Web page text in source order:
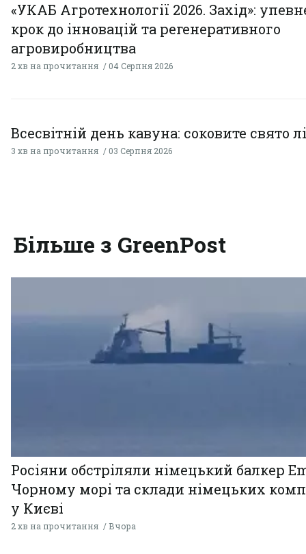
«УКАБ Агротехнології 2026. Захід»:
крок до інновацій та регенеративного
агровиробництва
2 хв на прочитання 04 Серпня 2026
Всесвітній день кавуна: соковите свято
3 хв на прочитання 03 Серпня 2026
Більше з GreenPost
Росіяни обстріляли німецький балкер
Чорному морі та склади німецьких
у Києві
2 хв на прочитання Вчора